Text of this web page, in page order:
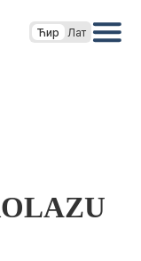
Ћир Лат